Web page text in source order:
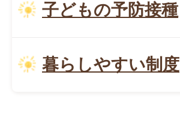
子どもの予防接種
暮らしやすい制度